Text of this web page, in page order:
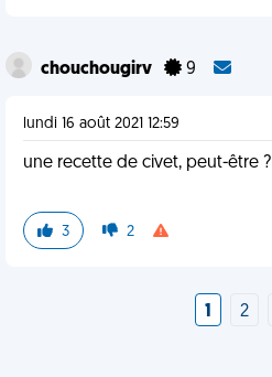
chouchougirv 9
lundi 16 août 2021 12:59
une recette de civet, peut-être ?
3 2
1 2